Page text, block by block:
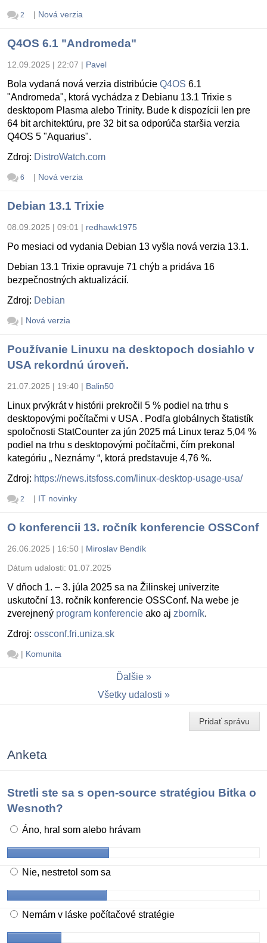
2 | Nová verzia
Q4OS 6.1 "Andromeda"
12.09.2025 | 22:07 | Pavel
Bola vydaná nová verzia distribúcie Q4OS 6.1
"Andromeda", ktorá vychádza z Debianu 13.1 Trixie s
desktopom Plasma alebo Trinity. Bude k dispozícii len pre
64 bit architektúru, pre 32 bit sa odporúča staršia verzia
Q4OS 5 "Aquarius".
Zdroj: DistroWatch.com
6 | Nová verzia
Debian 13.1 Trixie
08.09.2025 | 09:01 | redhawk1975
Po mesiaci od vydania Debian 13 vyšla nová verzia 13.1.
Debian 13.1 Trixie opravuje 71 chýb a pridáva 16
bezpečnostných aktualizácií.
Zdroj: Debian
| Nová verzia
Používanie Linuxu na desktopoch dosiahlo v
USA rekordnú úroveň.
21.07.2025 | 19:40 | Balin50
Linux prvýkrát v histórii prekročil 5 % podiel na trhu s
desktopovými počítačmi v USA . Podľa globálnych štatistík
spoločnosti StatCounter za jún 2025 má Linux teraz 5,04 %
podiel na trhu s desktopovými počítačmi, čím prekonal
kategóriu „ Neznámy “, ktorá predstavuje 4,76 %.
Zdroj: https://news.itsfoss.com/linux-desktop-usage-usa/
2 | IT novinky
O konferencii 13. ročník konferencie OSSConf
26.06.2025 | 16:50 | Miroslav Bendík
Dátum udalosti: 01.07.2025
V dňoch 1. – 3. júla 2025 sa na Žilinskej univerzite
uskutoční 13. ročník konferencie OSSConf. Na webe je
zverejnený program konferencie ako aj zborník.
Zdroj: ossconf.fri.uniza.sk
| Komunita
Ďalšie
Všetky udalosti
Pridať správu
Anketa
Stretli ste sa s open-source stratégiou Bitka o
Wesnoth?
Áno, hral som alebo hrávam
Nie, nestretol som sa
Nemám v láske počítačové stratégie